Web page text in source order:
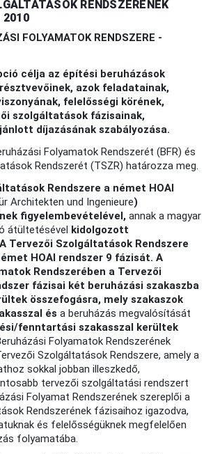
RENDSZERÉNEK
2010
FOLYAMATOK RENDSZERE -
célja az építési beruházások
azok feladatainak,
felelősségi körének,
szolgáltatások fázisainak,
díjazásának szabályozása.
Folyamatok Rendszerét (BFR) és
Rendszerét (TSZR) határozza meg.
Rendszere a német HOAI
Architekten und Ingenieure)
figyelembevételével, annak a magyar
átültetésével kidolgozott
A Tervezői Szolgáltatások Rendszere
HOAI rendszer 9 fázisát. A
Rendszerében a Tervezői
fázisai két beruházási szakaszba
összefogásra, mely szakaszok
ésa beruházás megvalósítását
fenntartási szakasszal kerültek
Folyamatok Rendszerének
Szolgáltatások Rendszere, amely a
sokkal jobban illeszkedő,
tervezői szolgáltatási rendszert
Folyamat Rendszerének szereplői a
Rendszerének fázisaihoz igazodva,
és felelősségüknek megfelelően
folyamatába.